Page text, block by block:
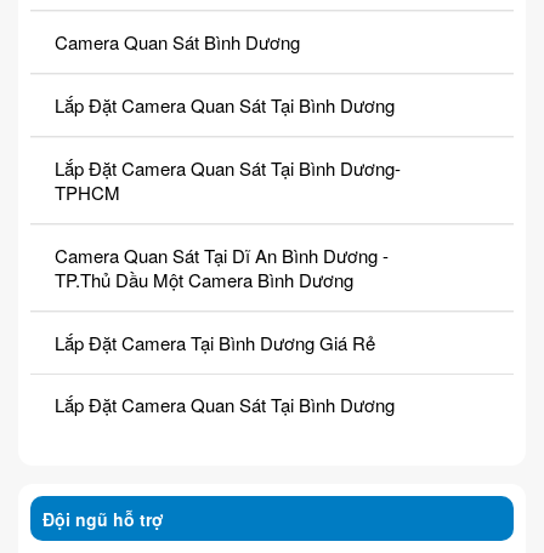
Camera Quan Sát Bình Dương
Lắp Đặt Camera Quan Sát Tại Bình Dương
Lắp Đặt Camera Quan Sát Tại Bình Dương-
TPHCM
Camera Quan Sát Tại Dĩ An Bình Dương -
TP.Thủ Dầu Một Camera Bình Dương
Lắp Đặt Camera Tại Bình Dương Giá Rẻ
Lắp Đặt Camera Quan Sát Tại Bình Dương
Đội ngũ hỗ trợ